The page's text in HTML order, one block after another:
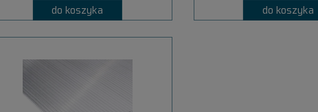
do koszyka do koszyka